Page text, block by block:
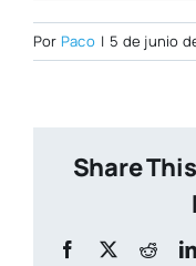
Por Paco | 5 de junio
Share
Facebook
X Reddit